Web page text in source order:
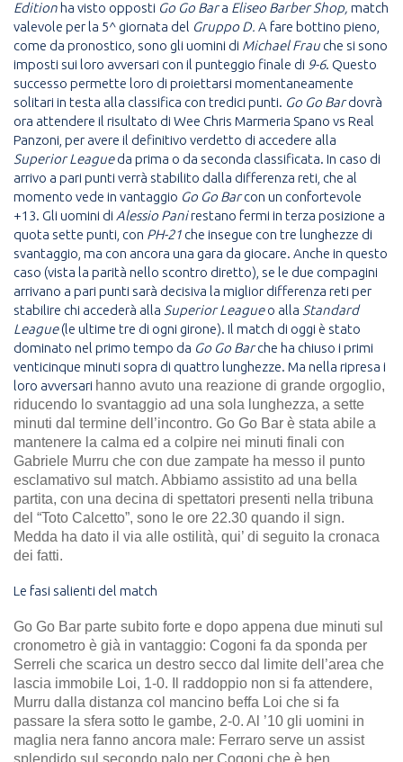
Edition ha visto opposti Go Go Bara Eliseo Barber Shop, match
valevole per la 5^ giornata del Gruppo D. A fare bottino pieno,
come da pronostico, sono gli uomini di Michael Frau che si sono
imposti sui loro avversari con il punteggio finale di 9-6. Questo
successo permette loro di proiettarsi momentaneamente
solitari in testa alla classifica con tredici punti. Go Go Bardovrà
ora attendere il risultato di Wee Chris Marmeria Spano vs Real
Panzoni, per avere il definitivo verdetto di accedere alla
Superior Leagueda prima o da seconda classificata. In caso di
arrivo a pari punti verrà stabilito dalla differenza reti, che al
momento vede in vantaggio Go Go Barcon un confortevole
+13. Gli uomini di Alessio Panirestano fermi in terza posizione a
quota sette punti, con PH-21 che insegue con tre lunghezze di
svantaggio, ma con ancora una gara da giocare. Anche in questo
caso (vista la parità nello scontro diretto), se le due compagini
arrivano a pari punti sarà decisiva la miglior differenza reti per
stabilire chi accederà alla Superior Leagueo alla Standard
League(le ultime tre di ogni girone). Il match di oggi è stato
dominato nel primo tempo da Go Go Barche ha chiuso i primi
venticinque minuti sopra di quattro lunghezze. Ma nella ripresa i
loro avversari hanno avuto una reazione di grande orgoglio,
riducendo lo svantaggio ad una sola lunghezza, a sette
minuti dal termine dell’incontro. Go Go Bar è stata abile a
mantenere la calma ed a colpire nei minuti finali con
Gabriele Murru che con due zampate ha messo il punto
esclamativo sul match. Abbiamo assistito ad una bella
partita, con una decina di spettatori presenti nella tribuna
del “Toto Calcetto”, sono le ore 22.30 quando il sign.
Medda ha dato il via alle ostilità, qui’ di seguito la cronaca
dei fatti.
Le fasi salienti del match
Go Go Bar parte subito forte e dopo appena due minuti sul
cronometro è già in vantaggio: Cogoni fa da sponda per
Serreli che scarica un destro secco dal limite dell’area che
lascia immobile Loi, 1-0. Il raddoppio non si fa attendere,
Murru dalla distanza col mancino beffa Loi che si fa
passare la sfera sotto le gambe, 2-0. Al ’10 gli uomini in
maglia nera fanno ancora male: Ferraro serve un assist
splendido sul secondo palo per Cogoni che è ben